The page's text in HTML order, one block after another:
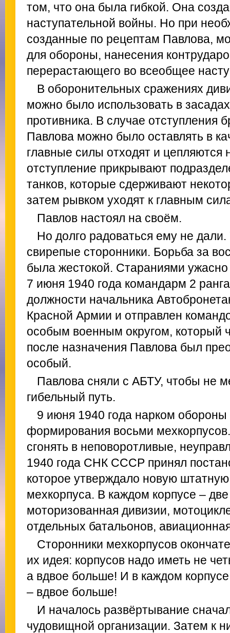
том, что она была гибкой. Она
наступательной войны. Но при
созданные по рецептам Павлова,
для обороны, нанесения
перерастающего во всеобщее
В оборонительных сражениях
можно было использовать в
противника. В случае отступления
Павлова можно было оставлять в
главные силы отходят и цепляются
отступление прикрывают
танков, которые сдерживают
затем рывком уходят к главным
Павлов настоял на своём.
Но долго радоваться ему не
свирепые сторонники. Борьба за
была жестокой. Стараниями ужасно
7 июня 1940 года командарм 2
должности начальника
Красной Армии и отправлен
особым военным округом, который
после назначения Павлова был
особый.
Павлова сняли с АБТУ, чтобы не
гибельный путь.
9 июня 1940 года нарком обороны
формирования восьми
сгонять в неповоротливые,
1940 года СНК СССР принял
которое утверждало новую
мехкорпуса. В каждом корпусе –
моторизованная дивизии,
отдельных батальонов,
Сторонники мехкорпусов
их идея: корпусов надо иметь не
а вдвое больше! И в каждом
– вдвое больше!
И началось развёртывание
чудовищной организации. Затем к